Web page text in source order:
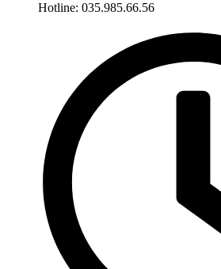
Hotline: 035.985.66.56